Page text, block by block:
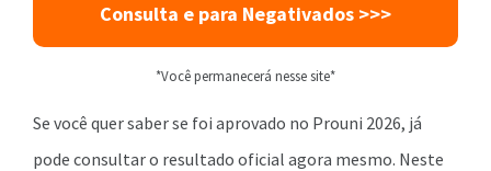
Consulta e para Negativados >>>
*Você permanecerá nesse site*
Se você quer saber se foi aprovado no Prouni 2026, já
pode consultar o resultado oficial agora mesmo. Neste